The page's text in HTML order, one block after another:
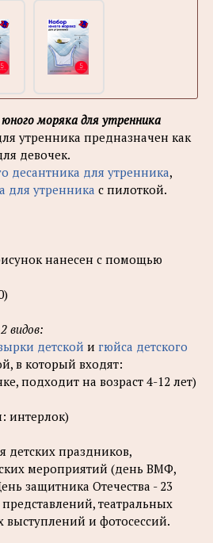
моряка для утренника
утренника предназначен как
девочек.
десантника для утренника,
для утренника с пилоткой.
нанесен с помощью
видов:
детской и гюйса детского
в который входят:
подходит на возраст 4-12 лет)
интерлок)
детских праздников,
мероприятий (день ВМФ,
защитника Отечества - 23
театральных
выступлений и фотосессий.